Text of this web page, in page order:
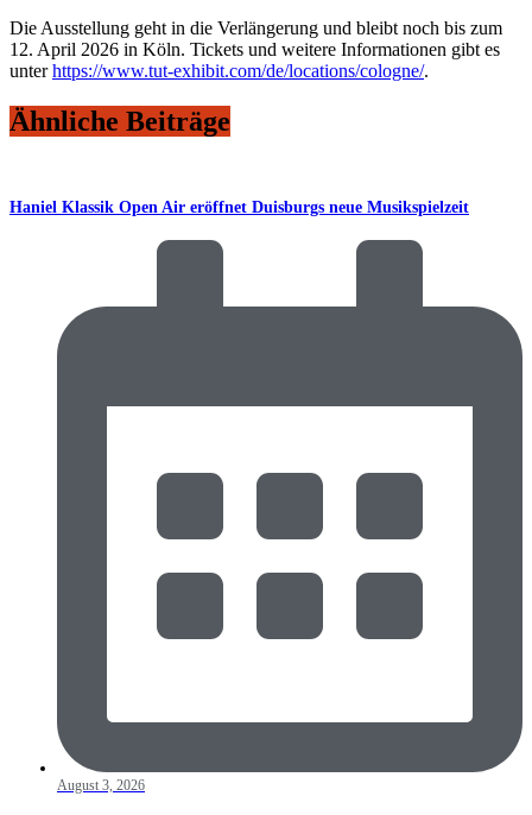
Die Ausstellung geht in die Verlängerung und bleibt noch bis zum
12. April 2026 in Köln. Tickets und weitere Informationen gibt es
unterhttps://www.tut-exhibit.com/de/locations/cologne/.
Ähnliche Beiträge
Haniel Klassik Open Air eröffnet Duisburgs neue Musikspielzeit
August 3, 2026